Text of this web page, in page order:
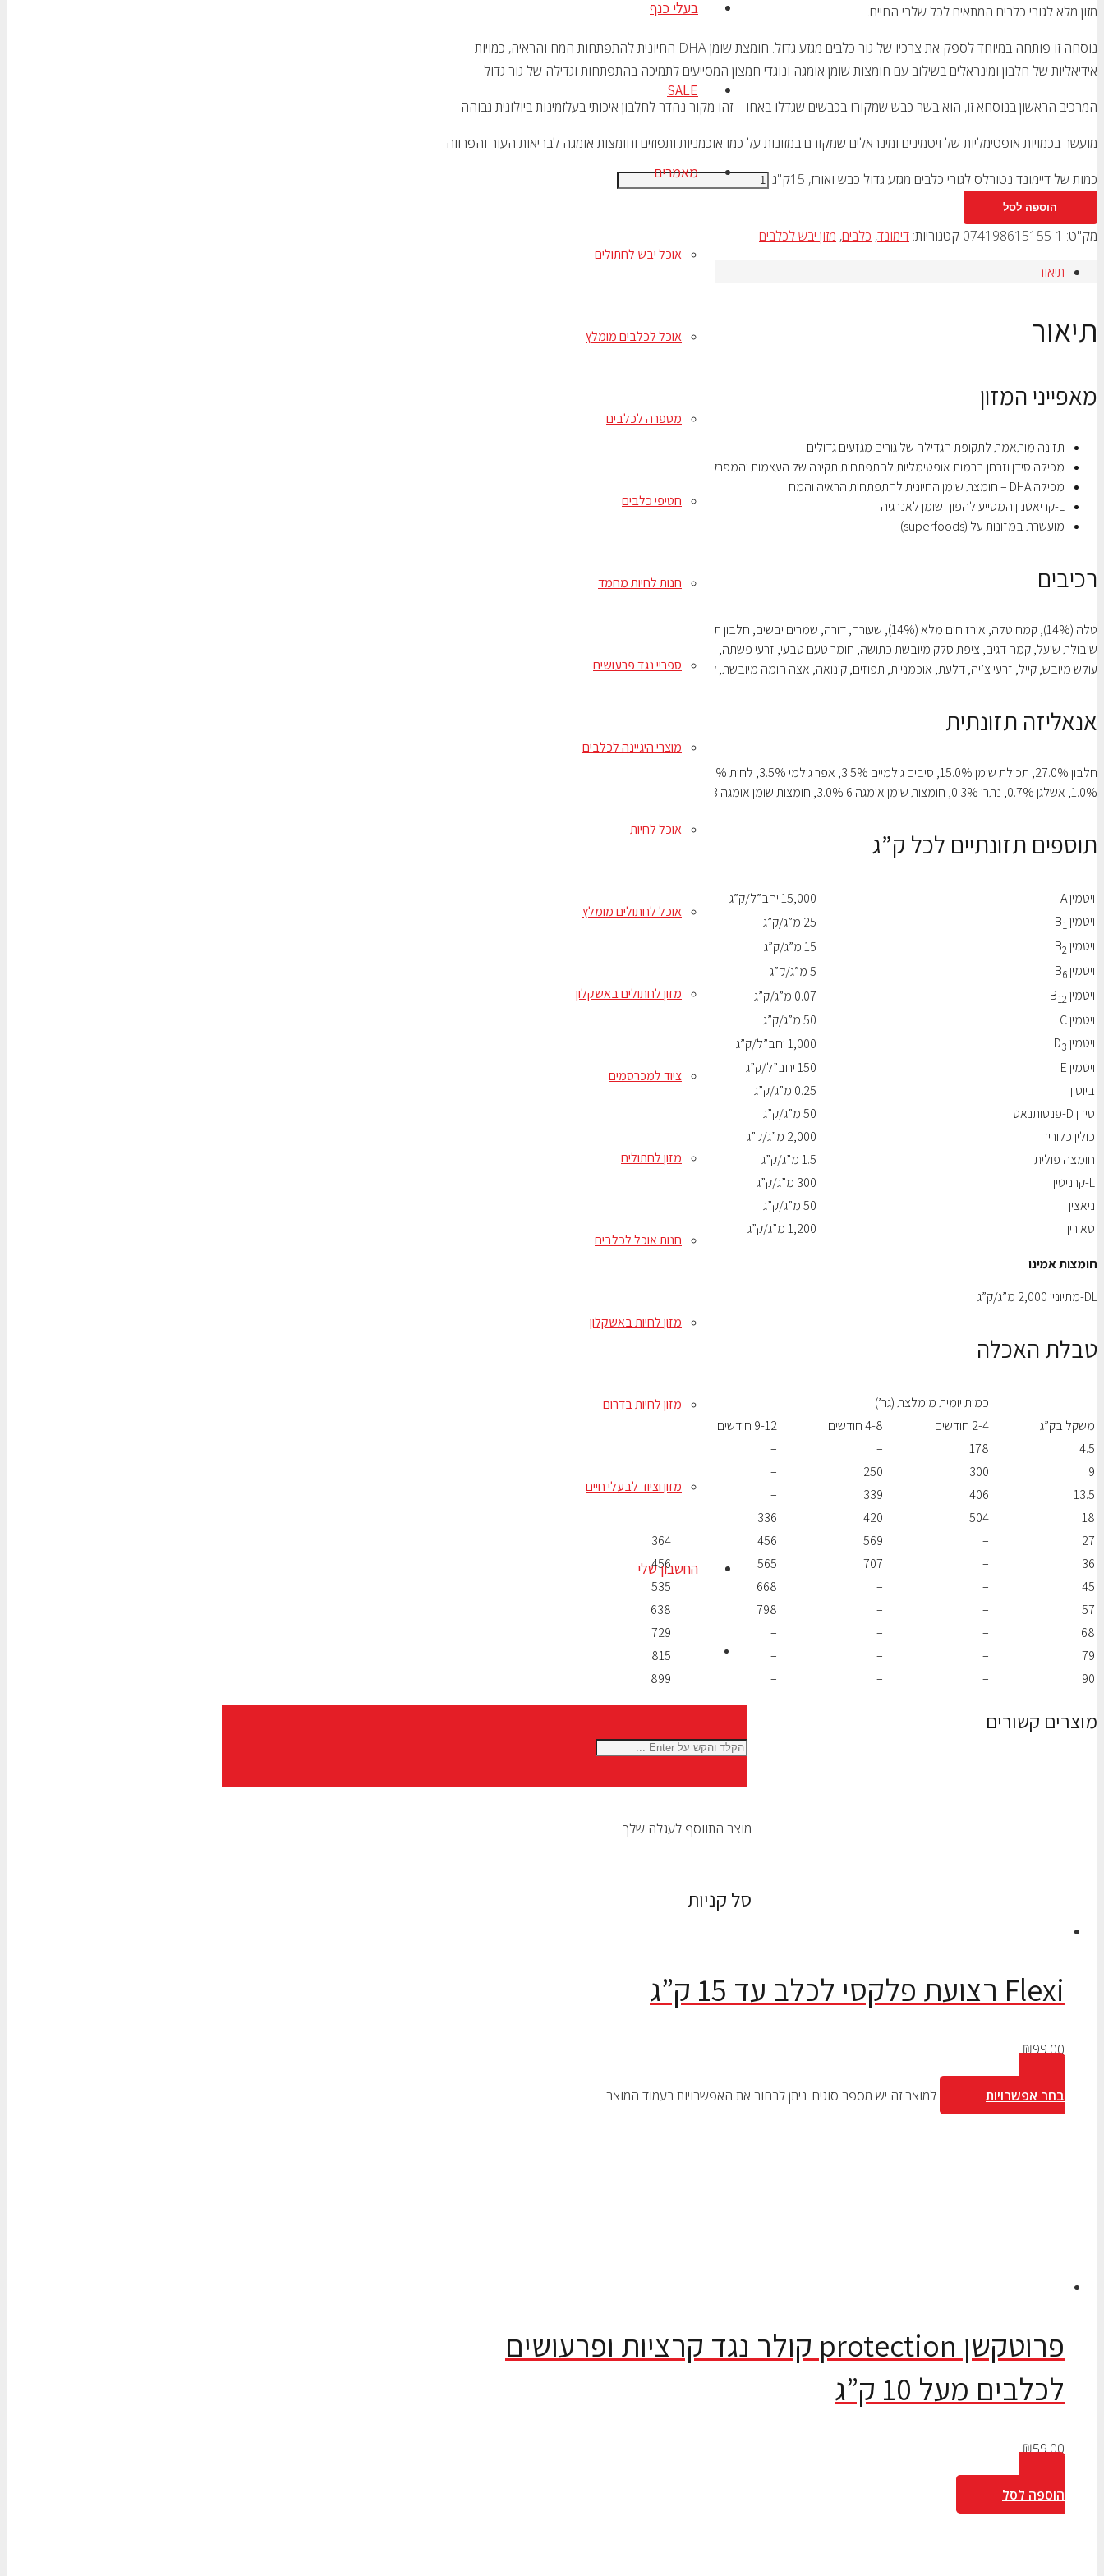
בעלי כנף
SALE
מאמרים
אוכל יבש לחתולים
אוכל לכלבים מומלץ
מספרה לכלבים
חטיפי כלבים
חנות לחיות מחמד
ספריי נגד פרעושים
מוצרי היגיינה לכלבים
אוכל לחיות
אוכל לחתולים מומלץ
מזון לחתולים באשקלון
ציוד למכרסמים
מזון לחתולים
חנות אוכל לכלבים
מזון לחיות באשקלון
מזון לחיות בדרום
מזון וציוד לבעלי חיים
החשבון שלי
מוצר התווסף לעגלה שלך
סל קניות
מזון מלא לגורי כלבים המתאים לכל שלבי החיים.
נוסחה זו פותחה במיוחד לספק את צרכיו של גור כלבים מגזע גדול. חומצת שומן DHA החיונית להתפתחות המח והראיה, כמויות
אידיאליות של חלבון ומינראלים בשילוב עם חומצות שומן אומגה ונוגדי חמצון המסייעים לתמיכה בהתפתחות וגדילה של גור גדול
המרכיב הראשון בנוסחא זו, הוא בשר כבש שמקורו בכבשים שגדלו באחו – זהו מקור נהדר לחלבון איכותי בעלזמינות ביולוגית גבוהה
מועשר בכמויות אופטימליות של ויטמינים ומינראלים שמקורם במזונות על כמו אוכמניות ותפוזים וחומצות אומגה לבריאות העור והפרווה
כמות של דיימונד נטורלס לגורי כלבים מגזע גדול כבש ואורז, 15ק"ג
הוספה לסל
מק"ט: 074198615155-1 קטגוריות: דימונד, כלבים, מזון יבש לכלבים
תיאור
תיאור
מאפייני המזון
תזונה מותאמת לתקופת הגדילה של גורים מגזעים גדולים
מכילה סידן וזרחן ברמות אופטימליות להתפתחות תקינה של העצמות והמפרקים
מכילה DHA – חומצת שומן החיונית להתפתחות הראיה והמח
L-קריאטנין המסייע להפוך שומן לאנרגיה
מועשרת במזונות על (superfoods)
רכיבים
טלה (14%), קמח טלה, אורז חום מלא (14%), שעורה, דורה, שמרים יבשים, חלבון תפוחי אדמה, שומן עוף (משומר עם טוקופרולים מעורבים), פתיתי
עולש מיובש, קייל, זרעי צ’יה, דלעת, אוכמניות, תפוזים, קינואה, אצה חומה מיובשת, קוקוס, תרד, גזר, פפאיה, תמצית יוקה שידיגרה.
אנאליזה תזונתית
1.0%, אשלגן 0.7%, נתרן 0.3%, חומצות שומן אומגה 6 3.0%, חומצות שומן אומגה 3 0.6%
תוספים תזונתיים לכל ק”ג
ויטמין A
15,000 יחב”ל/ק”ג
ויטמין B 1
25 מ”ג/ק”ג
ויטמין B 2
15 מ”ג/ק”ג
ויטמין B 6
5 מ”ג/ק”ג
ויטמין B 12
0.07 מ”ג/ק”ג
ויטמין C
50 מ”ג/ק”ג
ויטמין D 3
1,000 יחב”ל/ק”ג
ויטמין E
150 יחב”ל/ק”ג
ביוטין
0.25 מ”ג/ק”ג
סידן D-פנטותנאט
50 מ”ג/ק”ג
כולין כלוריד
2,000 מ”ג/ק”ג
חומצה פולית
1.5 מ”ג/ק”ג
L-קרניטין
300 מ”ג/ק”ג
ניאצין
50 מ”ג/ק”ג
טאורין
1,200 מ”ג/ק”ג
חומצות אמינו
DL-מתיונין 2,000 מ”ג/ק”ג
טבלת האכלה
כמות יומית מומלצת (גר’)
משקל בק”ג
2-4 חודשים 4-8 חודשים 9-12 חודשים
4.5
178
–
–
9
300
250
–
13.5
406
339
–
–
18
504
420
336
27
–
569
456
364
36
–
707
565
456
45
–
–
668
535
57
–
–
798
638
68
–
–
–
729
79
–
–
–
815
90
–
–
–
899
מוצרים קשורים
Flexi רצועת פלקסי לכלב עד 15 ק”ג
₪99.00
בחר אפשרויות למוצר זה יש מספר סוגים. ניתן לבחור את האפשרויות בעמוד המוצר
פרוטקשן protection קולר נגד קרציות ופרעושים
לכלבים מעל 10 ק”ג
₪59.00
הוספה לסל